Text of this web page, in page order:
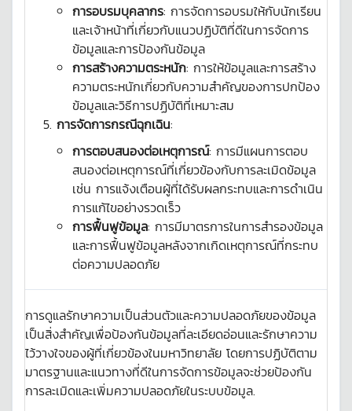
การอบรมบุคลากร: การจัดการอบรมให้กับนักเรียน
และเจ้าหน้าที่เกี่ยวกับแนวปฏิบัติที่ดีในการจัดการ
ข้อมูลและการป้องกันข้อมูล
การสร้างความตระหนัก: การให้ข้อมูลและการสร้าง
ความตระหนักเกี่ยวกับความสำคัญของการปกป้อง
ข้อมูลและวิธีการปฏิบัติที่เหมาะสม
การจัดการกรณีฉุกเฉิน:
การตอบสนองต่อเหตุการณ์: การมีแผนการตอบ
สนองต่อเหตุการณ์ที่เกี่ยวข้องกับการละเมิดข้อมูล
เช่น การแจ้งเตือนผู้ที่ได้รับผลกระทบและการดำเนิน
การแก้ไขอย่างรวดเร็ว
การฟื้นฟูข้อมูล: การมีมาตรการในการสำรองข้อมูล
และการฟื้นฟูข้อมูลหลังจากเกิดเหตุการณ์ที่กระทบ
ต่อความปลอดภัย
การดูแลรักษาความเป็นส่วนตัวและความปลอดภัยของข้อมูล
เป็นสิ่งสำคัญเพื่อป้องกันข้อมูลที่ละเอียดอ่อนและรักษาความ
ไว้วางใจของผู้ที่เกี่ยวข้องในมหาวิทยาลัย โดยการปฏิบัติตาม
มาตรฐานและแนวทางที่ดีในการจัดการข้อมูลจะช่วยป้องกัน
การละเมิดและเพิ่มความปลอดภัยในระบบข้อมูล.